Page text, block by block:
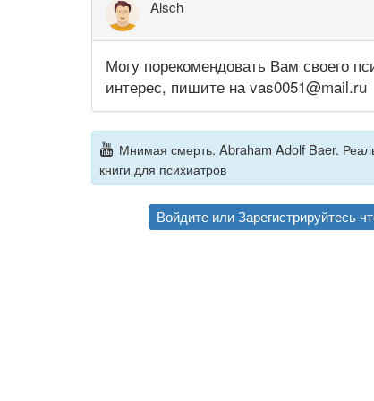
Alsch
Могу порекомендовать Вам своего
интерес, пишите на vas0051@mail.ru
Мнимая смерть. Abraham Adolf Baer.
книги для психиатров
Войдите илиЗарегистрируйтесь